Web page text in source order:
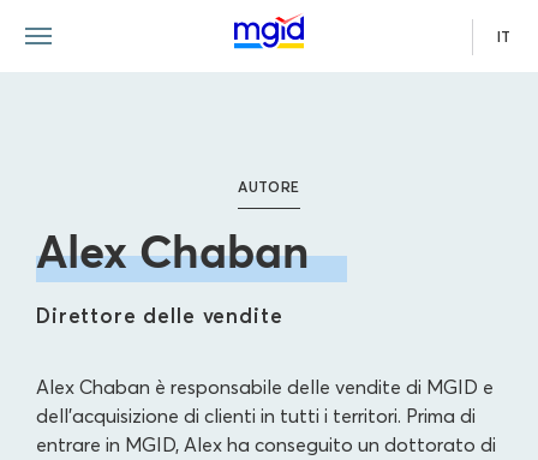
IT
AUTORE
Alex Chaban
Direttore delle vendite
Alex Chaban è responsabile delle vendite di MGID e
dell'acquisizione di clienti in tutti i territori. Prima di
entrare in MGID, Alex ha conseguito un dottorato di